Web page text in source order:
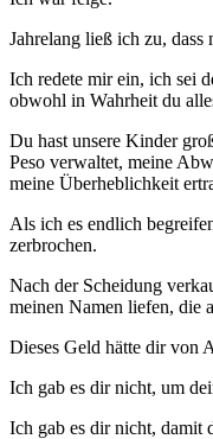
Jahrelang ließ ich zu, dass
Ich redete mir ein, ich sei
obwohl in Wahrheit du
Du hast unsere Kinder
Peso verwaltet, meine
meine Überheblichkeit
Als ich es endlich
zerbrochen.
Nach der Scheidung
meinen Namen liefen, die
Dieses Geld hätte dir von
Ich gab es dir nicht, um
Ich gab es dir nicht, damit